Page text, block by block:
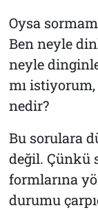
Oysa
Ben neyle
neyle
mı
nedir?
Bu sorulara
değil. Çünkü
formlarına
durumu